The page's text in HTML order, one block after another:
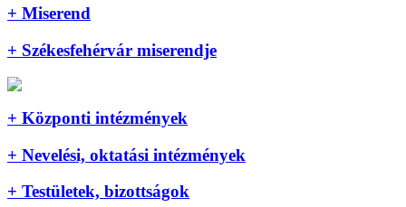
+ Miserend
+ Székesfehérvár miserendje
+ Központi intézmények
+ Nevelési, oktatási intézmények
+ Testületek, bizottságok